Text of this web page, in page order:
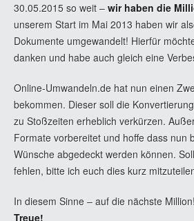
30.05.2015 so weit – wir haben die
unserem Start im Mai 2013 haben wir
Dokumente umgewandelt! Hierfür
danken und habe auch gleich eine
Online-Umwandeln.de hat nun einen
bekommen. Dieser soll die
zu Stoßzeiten erheblich verkürzen.
Formate vorbereitet und hoffe dass nun
Wünsche abgedeckt werden können.
fehlen, bitte ich euch dies kurz
In diesem Sinne – auf die nächste Million!
Treue!